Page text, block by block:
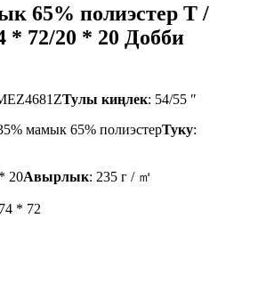
65% полиэстер T /
* 72/20 * 20 Добби
Тулы киңлек: 54/55 ″
мамык 65% полиэстерТуку:
20Авырлык: 235 г / ㎡
* 72